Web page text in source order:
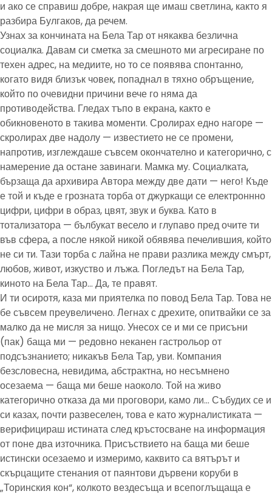
и ако се справиш добре, накрая ще имаш светлина, както я
разбира Булгаков, да речем.
Узнах за кончината на Бела Тар от някаква безлична
социалка. Давам си сметка за смешното ми агресиране по
техен адрес, на медиите, но то се появява спонтанно,
когато видя близък човек, попаднал в тяхно обръщение,
който по очевидни причини вече го няма да
противодейства. Гледах тъпо в екрана, както е
обикновеното в такива моменти. Сролирах едно нагоре —
скролирах две надолу — известието не се промени,
напротив, изглеждаше съвсем окончателно и категорично, с
намерение да остане завинаги. Мамка му. Социалката,
бързаща да архивира Автора между две дати — него! Къде
е той и къде е грозната торба от джуркащи се електроннно
цифри, цифри в образ, цвят, звук и буква. Като в
тотализатора — бълбукат весело и глупаво пред очите ти
във сфера, а после някой никой обявява печелившия, който
не си ти. Тази торба с лайна не прави разлика между смърт,
любов, живот, изкуство и лъжа. Погледът на Бела Тар,
киното на Бела Тар… Да, те правят.
И ти осиротя, каза ми приятелка по повод Бела Тар. Това не
бе съвсем преувеличено. Легнах с дрехите, опитвайки се за
малко да не мисля за нищо. Унесох се и ми се присъни
(пак) баща ми — редовно неканен гастрольор от
подсъзнанието; никакъв Бела Тар, уви. Компания
безсловесна, невидима, абстрактна, но несъмнено
осезаема — баща ми беше наоколо. Той на живо
категорично отказа да ми проговори, камо ли… Събудих се и
си казах, почти развеселен, това е като журналистиката —
верифицираш истината след кръстосване на информация
от поне два източника. Присъствието на баща ми беше
истински осезаемо и измеримо, каквито са вятърът и
скърцащите стенания от паянтови дървени коруби в
„Торинския кон“, колкото вездесъща и всепоглъщаща е